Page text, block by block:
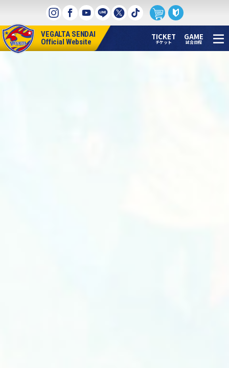
へ
ス
キ
VEGALTA SENDAI
Official Website
TICKET
チケット
GAME
試合日程